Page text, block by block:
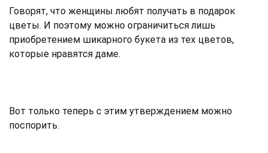
Говорят, что женщины любят получать в подарок
цветы. И поэтому можно ограничиться лишь
приобретением шикарного букета из тех цветов,
которые нравятся даме.
Вот только теперь с этим утверждением можно
поспорить.